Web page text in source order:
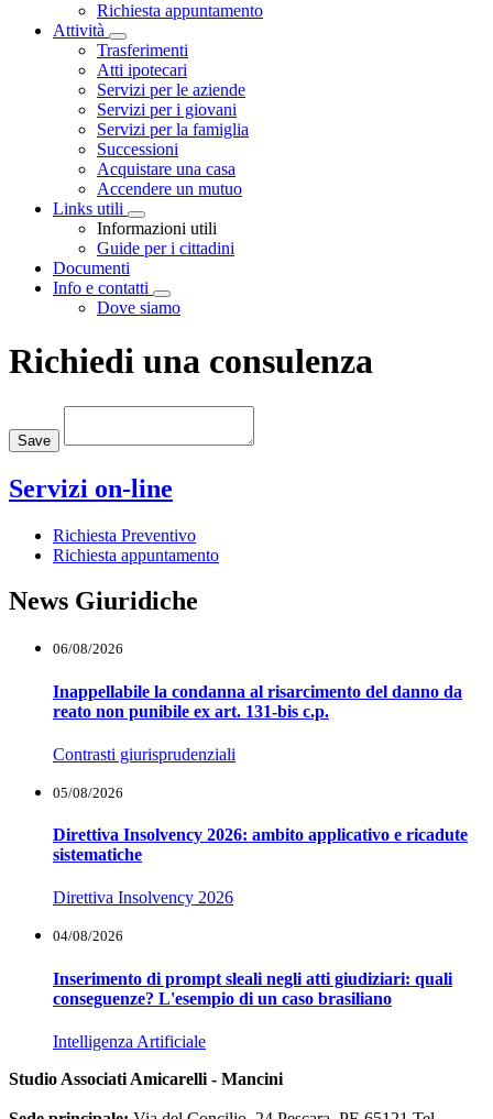
Richiesta appuntamento
Attività
Visualizza menù di secondo livello
Trasferimenti
Atti ipotecari
Servizi per le aziende
Servizi per i giovani
Servizi per la famiglia
Successioni
Acquistare una casa
Accendere un mutuo
Links utili
Visualizza menù di secondo livello
Informazioni utili
Guide per i cittadini
Documenti
Info e contatti
Visualizza menù di secondo livello
Dove siamo
Richiedi una consulenza
Save
Servizi on-line
Richiesta Preventivo
Richiesta appuntamento
News Giuridiche
06/08/2026
Inappellabile la condanna al risarcimento del danno da
reato non punibile ex art. 131-bis c.p.
Contrasti giurisprudenziali
05/08/2026
Direttiva Insolvency 2026: ambito applicativo e ricadute
sistematiche
Direttiva Insolvency 2026
04/08/2026
Inserimento di prompt sleali negli atti giudiziari: quali
conseguenze? L'esempio di un caso brasiliano
Intelligenza Artificiale
Studio Associati Amicarelli - Mancini